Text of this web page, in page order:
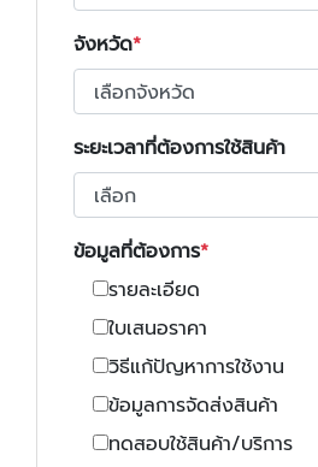
จังหวัด
ระยะเวลาที่ต้องการใช้สินค้า
ข้อมูลที่ต้องการ
รายละเอียด
ใบเสนอราคา
วิธีแก้ปัญหาการใช้งาน
ข้อมูลการจัดส่งสินค้า
ทดสอบใช้สินค้า/บริการ